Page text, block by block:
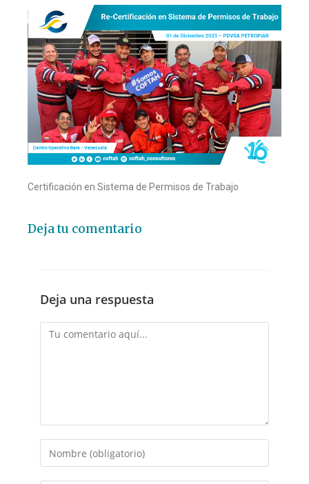
Certificación en Sistema de Permisos de Trabajo
Deja tu comentario
Deja una respuesta